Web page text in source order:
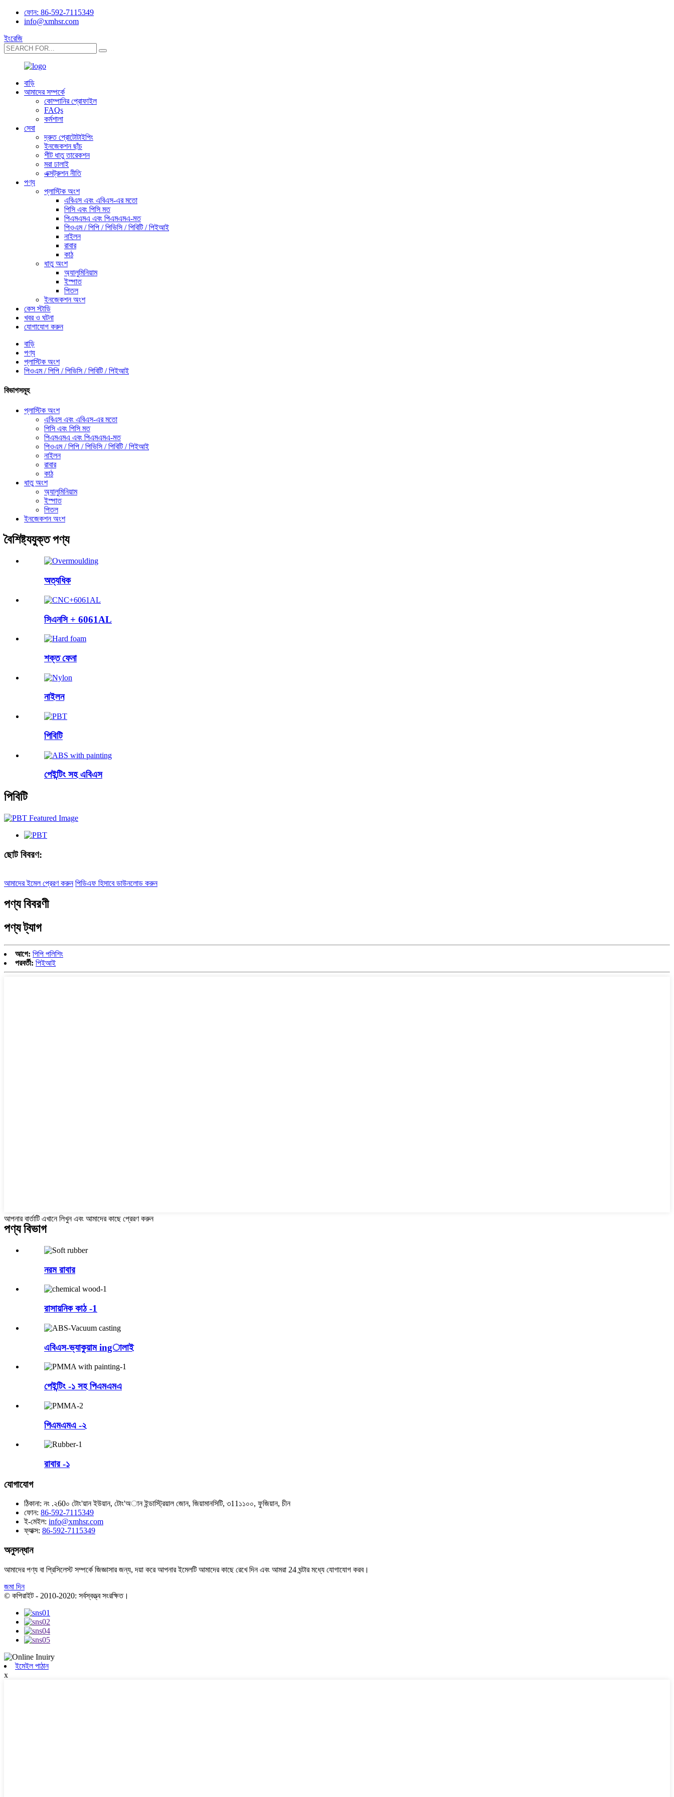
ফোন: 86-592-7115349
info@xmhsr.com
ইংরেজি
বাড়ি
আমাদের সম্পর্কে
কোম্পানির প্রোফাইল
FAQs
কর্মশালা
সেবা
দ্রুত প্রোটোটাইপিং
ইনজেকশন ছাঁচ
শীট ধাতু তারেকশন
মরা ঢালাই
এক্সট্রুশন নীতি
পণ্য
প্লাস্টিক অংশ
এবিএস এবং এবিএস-এর মতো
পিসি এবং পিসি মত
পিএমএমএ এবং পিএমএমএ-মত
পিওএম / পিপি / পিভিসি / পিবিটি / পিইআই
নাইলন
রাবার
কাঠ
ধাতু অংশ
অ্যালুমিনিয়াম
ইস্পাত
পিতল
ইনজেকশন অংশ
কেস স্টাডি
খবর ও ঘটনা
যোগাযোগ করুন
বাড়ি
পণ্য
প্লাস্টিক অংশ
পিওএম / পিপি / পিভিসি / পিবিটি / পিইআই
বিভাগসমূহ
প্লাস্টিক অংশ
এবিএস এবং এবিএস-এর মতো
পিসি এবং পিসি মত
পিএমএমএ এবং পিএমএমএ-মত
পিওএম / পিপি / পিভিসি / পিবিটি / পিইআই
নাইলন
রাবার
কাঠ
ধাতু অংশ
অ্যালুমিনিয়াম
ইস্পাত
পিতল
ইনজেকশন অংশ
বৈশিষ্ট্যযুক্ত পণ্য
অত্যধিক
সিএনসি + 6061AL
শক্ত ফেনা
নাইলন
পিবিটি
পেইন্টিং সহ এবিএস
পিবিটি
ছোট বিবরণ:
আমাদের ইমেল প্রেরণ করুন পিডিএফ হিসাবে ডাউনলোড করুন
পণ্য বিবরণী
পণ্য ট্যাগ
আগে: পিপি পলিশিং
পরবর্তী: পিইআই
আপনার বার্তাটি এখানে লিখুন এবং আমাদের কাছে প্রেরণ করুন
পণ্য বিভাগ
নরম রাবার
রাসায়নিক কাঠ -1
এবিএস-ভ্যাকুয়াম ingালাই
পেইন্টিং -১ সহ পিএমএমএ
পিএমএমএ -২
রাবার -১
যোগাযোগ
ঠিকানা: নং .২60০ টোং'য়ান ইউয়ান, টোং'অান ইন্ডাস্ট্রিয়াল জোন, জিয়ামানসিটি, ৩11১১০০, ফুজিয়ান, চীন
ফোন: 86-592-7115349
ই-মেইল: info@xmhsr.com
ফ্যাক্স: 86-592-7115349
অনুসন্ধান
আমাদের পণ্য বা প্রিসিলেস্ট সম্পর্কে জিজ্ঞাসার জন্য, দয়া করে আপনার ইমেলটি আমাদের কাছে রেখে দিন এবং আমরা 24 ঘন্টার মধ্যে যোগাযোগ করব।
জমা দিন
© কপিরাইট - 2010-2020: সর্বস্বত্ত্ব সংরক্ষিত।
ইমেইল পাঠান
x